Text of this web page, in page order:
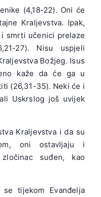
(4,18-22). Oni će
Kraljevstva. Ipak,
smrti učenici prelaze
27). Nisu uspjeli
Božjeg. Isus
kaže da će ga u
(26,31-35). Neki će i
Uskrslog još uvijek
Kraljevstva i da su
oni ostavljaju i
suđen, kao
tijekom Evanđelja